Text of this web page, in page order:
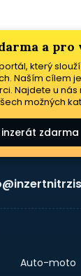
a pro
který
Naším cílem
Najdete u nás
možných
zdarma
Auto-moto